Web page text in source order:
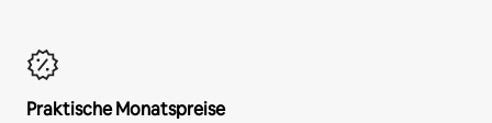
Praktische Monatspreise